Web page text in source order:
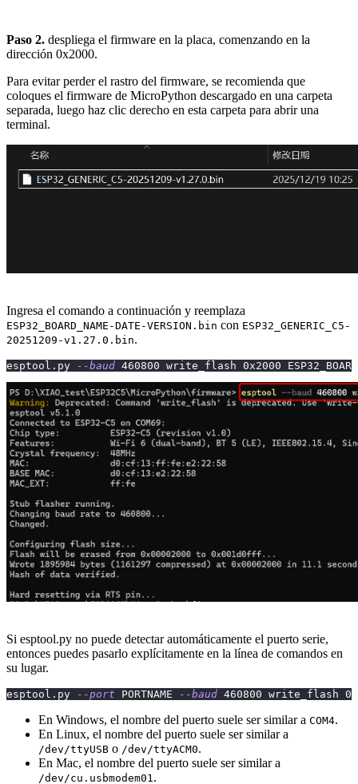
Paso 2. despliega el firmware en la placa, comenzando en la
dirección 0x2000.
Para evitar perder el rastro del firmware, se recomienda que
coloques el firmware de MicroPython descargado en una carpeta
separada, luego haz clic derecho en esta carpeta para abrir una
terminal.
Ingresa el comando a continuación y reemplaza
ESP32_BOARD_NAME-DATE-VERSION.bin con ESP32_GENERIC_C5-
20251209-v1.27.0.bin.
esptool.py --baud 460800 write_flash 0x2000
Si esptool.py no puede detectar automáticamente el puerto serie,
entonces puedes pasarlo explícitamente en la línea de comandos en
su lugar.
esptool.py --port PORTNAME --baud 460800 write_flash
En Windows, el nombre del puerto suele ser similar a COM4.
En Linux, el nombre del puerto suele ser similar a
/dev/ttyUSB o /dev/ttyACM0.
En Mac, el nombre del puerto suele ser similar a
/dev/cu.usbmodem01 .